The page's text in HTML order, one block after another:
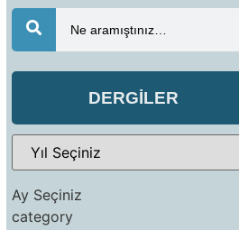
Ne aramıştınız…
DERGİLER
Ay Seçiniz
category